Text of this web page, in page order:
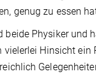
genug zu essen
beide Physiker und
vielerlei Hinsicht